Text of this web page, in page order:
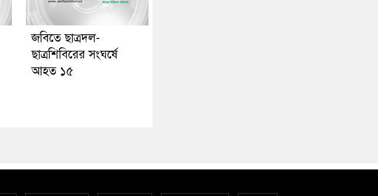
জবিতে ছাত্রদল-
ছাত্রশিবিরের সংঘর্ষে
আহত ১৫